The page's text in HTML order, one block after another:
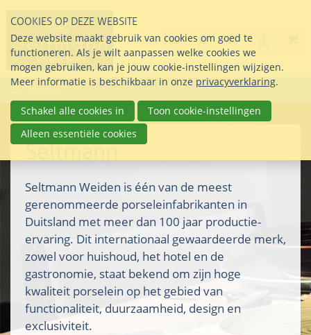
links
over
Direct
naar
inhoud
Direct
naar
het
info@seltmann-
Stel uw vraag
085 76 07 000
Search
Menu
Seltmann
Seltmann Weiden is één van de meest
gerenommeerde porseleinfabrikanten in
Duitsland met meer dan 100 jaar productie-
ervaring. Dit internationaal gewaardeerde merk,
zowel voor huishoud, het hotel en de
gastronomie, staat bekend om zijn hoge
kwaliteit porselein op het gebied van
functionaliteit, duurzaamheid, design en
exclusiviteit.
COOKIES OP DEZE WEBSITE
Deze website maakt gebruik van cookies om goed te
functioneren. Als je wilt aanpassen welke cookies we
mogen gebruiken, kan je jouw cookie-instellingen wijzigen.
Meer informatie is beschikbaar in onze privacyverklaring.
Schakel alle cookies in
Toon cookie-instellingen
Alleen essentiële cookies